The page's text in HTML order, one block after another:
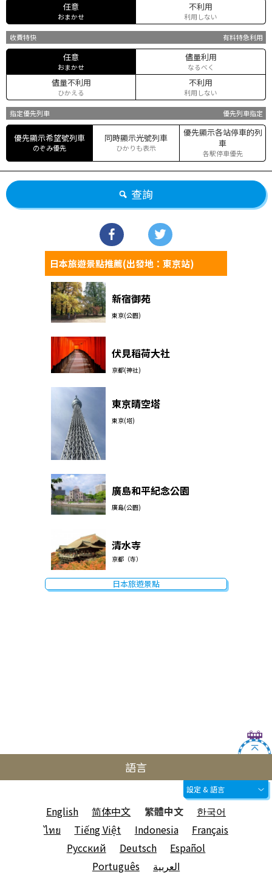
任意
おまかせ
不利用
利用しない
收費特快 有料特急利用
任意
おまかせ
儘量利用
なるべく
儘量不利用
ひかえる
不利用
利用しない
指定優先列車 優先列車指定
優先顯示希望號列車
のぞみ優先
同時顯示光號列車
ひかりも表示
優先顯示各站停車的列
車
各駅停車優先
查詢
日本旅遊景點推薦(出發地：東京站)
新宿御苑
東京(公園)
伏見稻荷大社
京都(神社)
東京晴空塔
東京(塔)
廣島和平紀念公園
廣島(公園)
清水寺
京都（寺）
日本旅遊景點
語言
設定 & 語言
English 简体中文 繁體中文
한국어
ไทย
Tiếng Việt Indonesia
Français
Русский
Deutsch
Español
Português
العربية